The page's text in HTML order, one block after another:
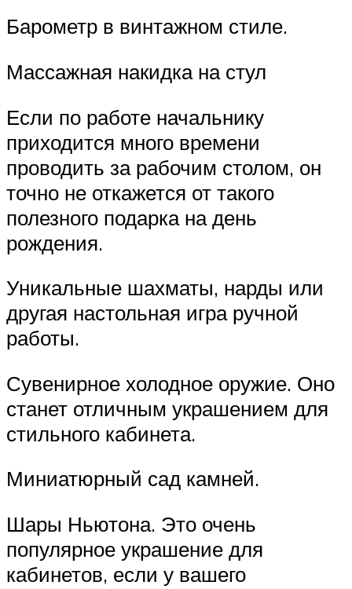
Барометр в винтажном стиле.
Массажная накидка на стул
Если по работе начальнику
приходится много времени
проводить за рабочим столом, он
точно не откажется от такого
полезного подарка на день
рождения.
Уникальные шахматы, нарды или
другая настольная игра ручной
работы.
Сувенирное холодное оружие. Оно
станет отличным украшением для
стильного кабинета.
Миниатюрный сад камней.
Шары Ньютона. Это очень
популярное украшение для
кабинетов, если у вашего